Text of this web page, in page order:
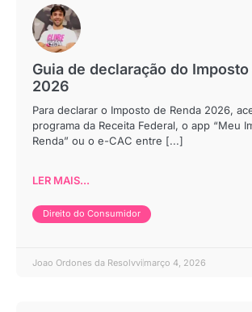
Guia de declaração do
2026
Para declarar o Imposto de Renda 2026,
programa da Receita Federal, o app “Meu
Renda” ou o e-CAC entre [...]
LER MAIS...
Direito do Consumidor
Joao Ordones da Resolvvi março 4, 2026